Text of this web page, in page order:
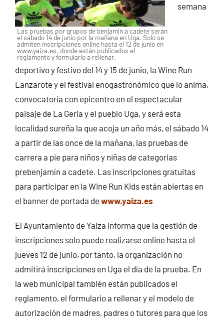
Las pruebas por grupos de benjamín a cadete serán
el sábado 14 de junio por la mañana en Uga. Solo se
admiten inscripciones online hasta el 12 de junio en
www.yaiza.es, donde están publicados el
reglamento y formulario a rellenar.
semana
deportivo y festivo del 14 y 15 de junio, la Wine Run
Lanzarote y el festival enogastronómico que lo anima,
convocatoria con epicentro en el espectacular
paisaje de La Geria y el pueblo Uga, y será esta
localidad sureña la que acoja un año más, el sábado 14
a partir de las once de la mañana, las pruebas de
carrera a pie para niños y niñas de categorías
prebenjamín a cadete. Las inscripciones gratuitas
para participar en la Wine Run Kids están abiertas en
el banner de portada de www.yaiza.es
El Ayuntamiento de Yaiza informa que la gestión de
inscripciones solo puede realizarse online hasta el
jueves 12 de junio, por tanto, la organización no
admitirá inscripciones en Uga el día de la prueba. En
la web municipal también están publicados el
reglamento, el formulario a rellenar y el modelo de
autorización de madres, padres o tutores para que los